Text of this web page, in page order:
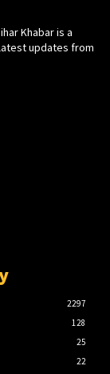
Khabar is a
updates from
2297
128
25
22